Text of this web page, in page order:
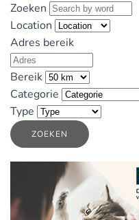
Zoeken
Location
Adres bereik
Bereik
Categorie
Type
ZOEKEN